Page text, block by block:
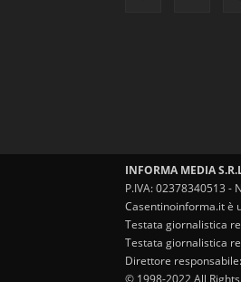
INFORMA MEDIA
P.IVA: 02378340513 -
Casentinoinforma.it è
Testata giornalistica
Testata giornalistica
Direttore
© 1998-2022 All